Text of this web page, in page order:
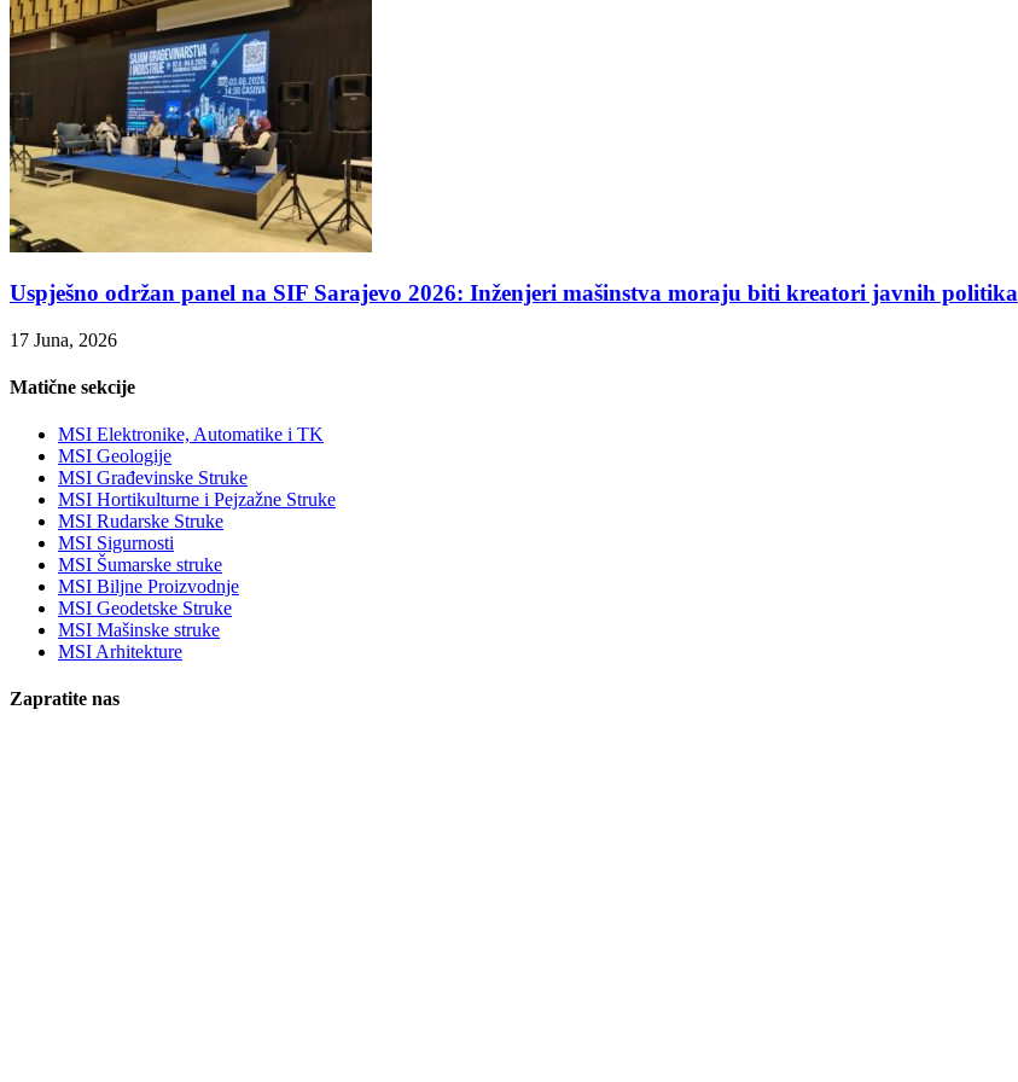
Uspješno održan panel na SIF Sarajevo 2026: Inženjeri mašinstva moraju biti kreatori javnih politika
17 Juna, 2026
Matične sekcije
MSI Elektronike, Automatike i TK
MSI Geologije
MSI Građevinske Struke
MSI Hortikulturne i Pejzažne Struke
MSI Rudarske Struke
MSI Sigurnosti
MSI Šumarske struke
MSI Biljne Proizvodnje
MSI Geodetske Struke
MSI Mašinske struke
MSI Arhitekture
Zapratite nas